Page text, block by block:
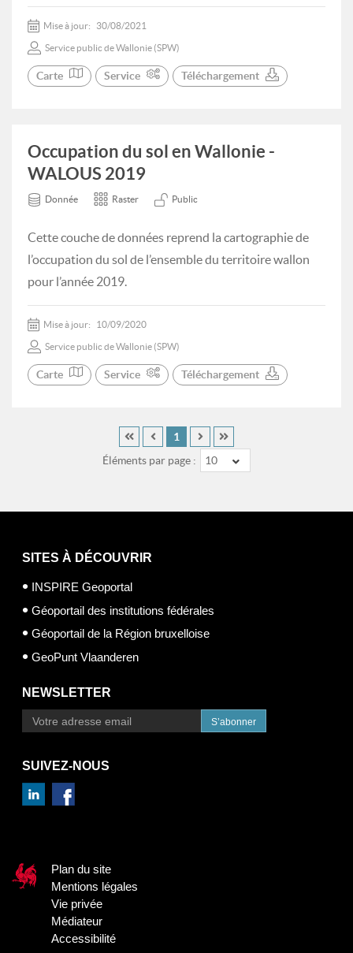
Mise à jour: 30/08/2021
Service public de Wallonie (SPW)
Carte Service Téléchargement
Occupation du sol en Wallonie -
WALOUS 2019
Donnée Raster Public
Cette couche de données reprend la cartographie de
l’occupation du sol de l’ensemble du territoire wallon
pour l’année 2019.
Mise à jour: 10/09/2020
Service public de Wallonie (SPW)
Carte Service Téléchargement
Éléments par page : 10
1
SITES À DÉCOUVRIR
INSPIRE Geoportal
Géoportail des institutions fédérales
Géoportail de la Région bruxelloise
GeoPunt Vlaanderen
NEWSLETTER
S’abonner
SUIVEZ-NOUS
Plan du site
Mentions légales
Vie privée
Médiateur
Accessibilité